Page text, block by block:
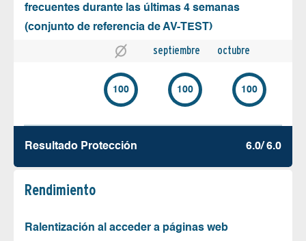
frecuentes durante las últimas 4 semanas
(conjunto de referencia de AV-TEST)
septiembre octubre
100 100 100
Resultado Protección 6.0/ 6.0
Rendimiento
Ralentización al acceder a páginas web